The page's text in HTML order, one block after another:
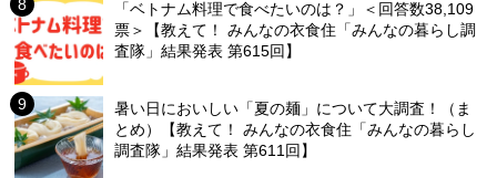
「ベトナム料理で食べたいのは？」＜回答数38,109
票＞【教えて！ みんなの衣食住「みんなの暮らし調
査隊」結果発表 第615回】
暑い日においしい「夏の麺」について大調査！（ま
とめ）【教えて！ みんなの衣食住「みんなの暮らし
調査隊」結果発表 第611回】